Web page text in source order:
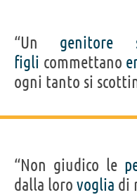
“Un genitore
figli commettano
ogni tanto si
“Non giudico le
dalla loro voglia di